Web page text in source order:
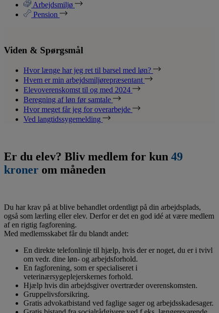
Arbejdsmiljø
Pension
Viden & Spørgsmål
Hvor længe har jeg ret til barsel med løn?
Hvem er min arbejdsmiljørepræsentant
Elevoverenskomst til og med 2024
Beregning af løn før samtale
Hvor meget får jeg for overarbejde
Ved langtidssygemelding
Er du elev? Bliv medlem for kun 49
kroner om måneden
Du har krav på at blive behandlet ordentligt på din arbejdsplads,
også som lærling eller elev. Derfor er det en god idé at være medlem
af en rigtig fagforening.
Med medlemsskabet får du blandt andet:
En direkte telefonlinje til hjælp, hvis der er noget, du er i tvivl
om vedr. dine løn- og arbejdsforhold.
En fagforening, som er specialiseret i
veterinærsygeplejerskernes forhold.
Hjælp hvis din arbejdsgiver overtræder overenskomsten.
Gruppelivsforsikring.
Gratis advokatbistand ved faglige sager og arbejdsskadesager.